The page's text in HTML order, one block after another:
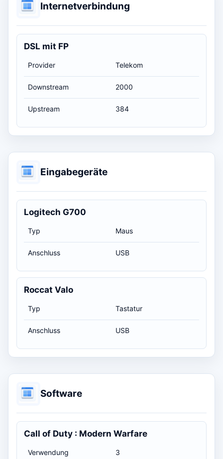
Internetverbindung
DSL mit FP
Provider Telekom
Downstream 2000
Upstream 384
Eingabegeräte
Logitech G700
Typ Maus
Anschluss USB
Roccat Valo
Typ Tastatur
Anschluss USB
Software
Call of Duty : Modern Warfare
Verwendung 3